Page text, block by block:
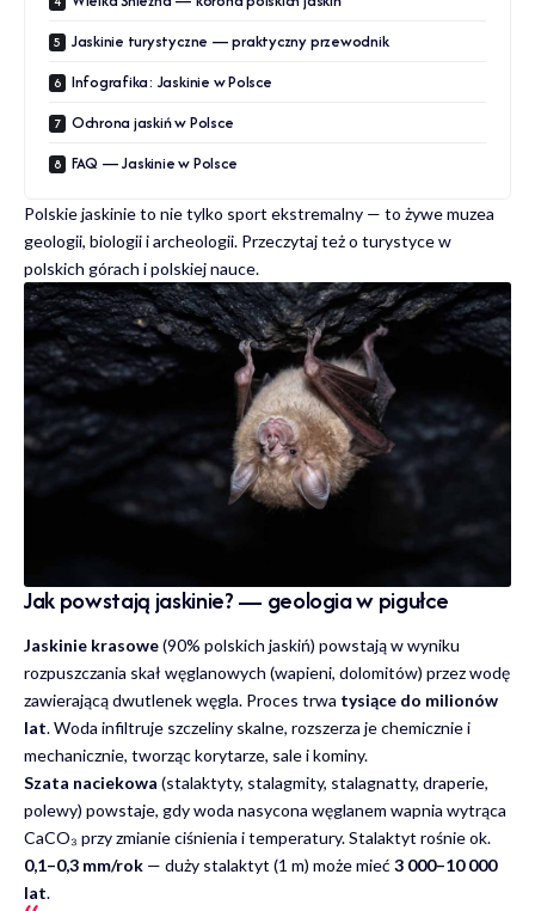
Jaskinie turystyczne — praktyczny przewodnik
Infografika: Jaskinie w Polsce
Ochrona jaskiń w Polsce
FAQ — Jaskinie w Polsce
Polskie jaskinie to nie tylko sport ekstremalny — to żywe muzea
geologii, biologii i archeologii. Przeczytaj też o turystyce w
polskich górach ipolskiej nauce.
Jak powstają jaskinie? — geologia w pigułce
Jaskinie krasowe(90% polskich jaskiń) powstają w wyniku
rozpuszczania skał węglanowych (wapieni, dolomitów) przez wodę
zawierającą dwutlenek węgla. Proces trwa tysiące do milionów
lat. Woda infiltruje szczeliny skalne, rozszerza je chemicznie i
mechanicznie, tworząc korytarze, sale i kominy.
Szata naciekowa (stalaktyty, stalagmity, stalagnatty, draperie,
polewy) powstaje, gdy woda nasycona węglanem wapnia wytrąca
CaCO₃ przy zmianie ciśnienia i temperatury. Stalaktyt rośnie ok.
0,1–0,3 mm/rok — duży stalaktyt (1 m) może mieć 3 000–10 000
lat.